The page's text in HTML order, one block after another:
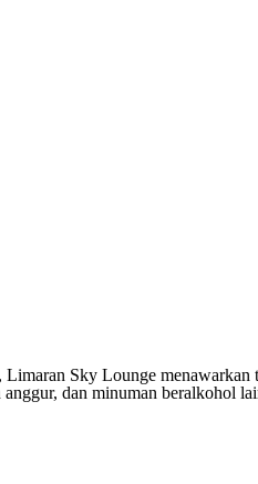
Limaran Sky Lounge menawarkan
dan minuman beralkohol